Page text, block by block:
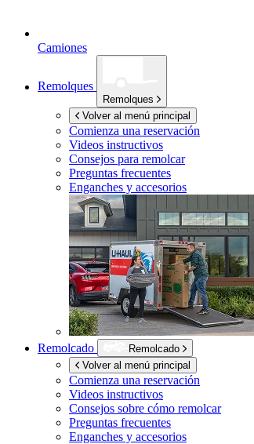
Camiones
Remolques
Remolques
Volver al menú principal
Comienza una reservación
Videos instructivos
Consejos para remolcar
Preguntas frecuentes
Enganches y accesorios
Remolcado
Remolcado
Volver al menú principal
Comienza una reservación
Videos instructivos
Consejos sobre cómo remolcar
Preguntas frecuentes
Enganches y accesorios